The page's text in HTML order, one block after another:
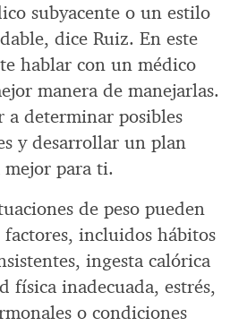
subyacente o un estilo
dice Ruiz. En este
hablar con un médico
manera de manejarlas.
a determinar posibles
y desarrollar un plan
mejor para ti.
de peso pueden
incluidos hábitos
ingesta calórica
física inadecuada, estrés,
o condiciones